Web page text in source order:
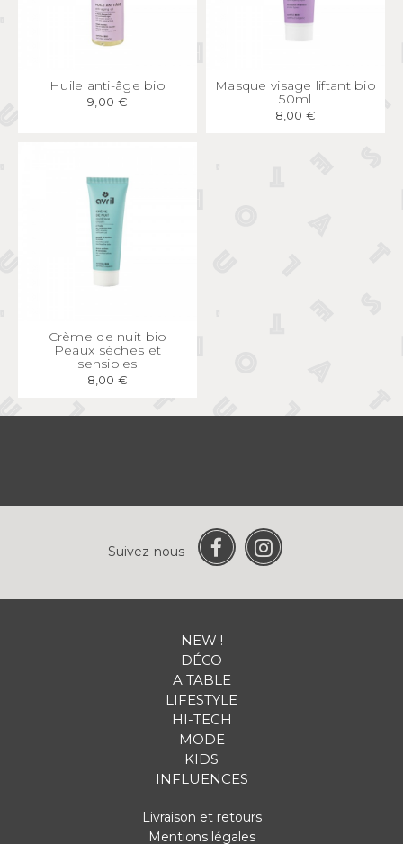
APERÇU RAPIDE
Huile anti-âge bio
9,00 €
APERÇU RAPIDE
Masque visage liftant bio
50ml
8,00 €
APERÇU RAPIDE
Crème de nuit bio
Peaux sèches et
sensibles
8,00 €
Suivez-nous
NEW !
DÉCO
A TABLE
LIFESTYLE
HI-TECH
MODE
KIDS
INFLUENCES
Livraison et retours
Mentions légales